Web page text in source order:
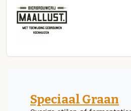
Speciaal Graan